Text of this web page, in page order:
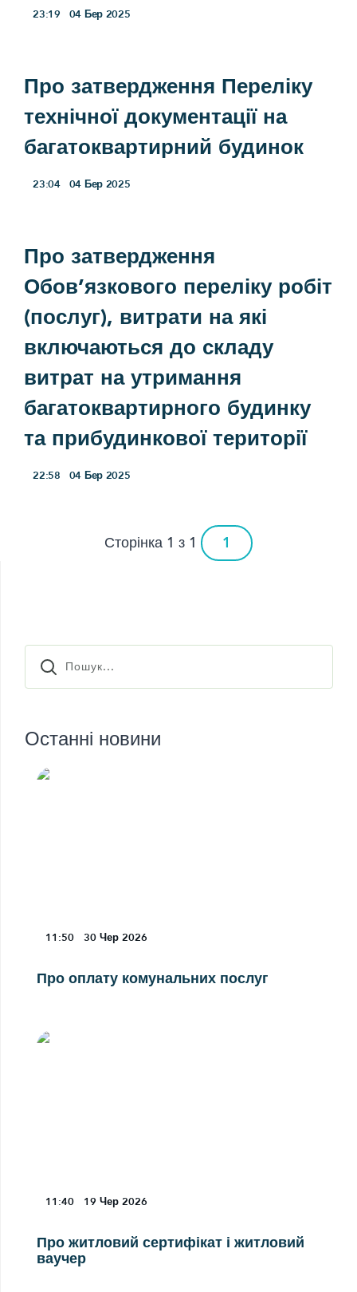
23:19 04 Бер 2025
Про затвердження Переліку
технічної документації на
багатоквартирний будинок
23:04 04 Бер 2025
Про затвердження
Обов’язкового переліку робіт
(послуг), витрати на які
включаються до складу
витрат на утримання
багатоквартирного будинку
та прибудинкової території
22:58 04 Бер 2025
Сторінка 1 з 1 1
Останні новини
11:5030 Чер 2026
Про оплату комунальних послуг
11:40 19 Чер 2026
Про житловий сертифікат і житловий
ваучер